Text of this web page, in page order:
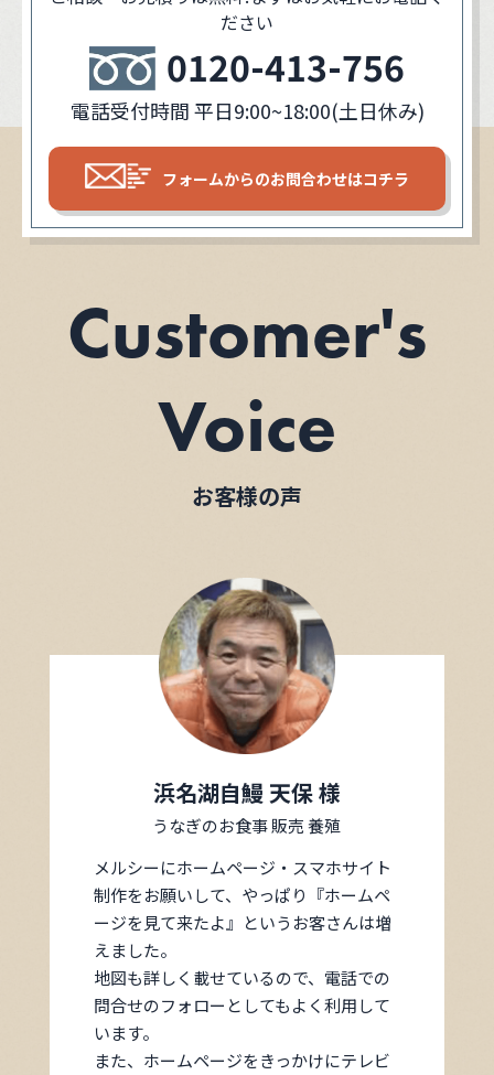
ださい
0120-413-756
電話受付時間 平日9:00~18:00(土日休み)
フォームからのお問合わせはコチラ
Customer's
Voice
お客様の声
浜名湖自鰻 天保 様
うなぎのお食事 販売 養殖
メルシーにホームページ・スマホサイト
制作をお願いして、やっぱり『ホームペ
ージを見て来たよ』というお客さんは増
えました。
地図も詳しく載せているので、電話での
問合せのフォローとしてもよく利用して
います。
また、ホームページをきっかけにテレビ